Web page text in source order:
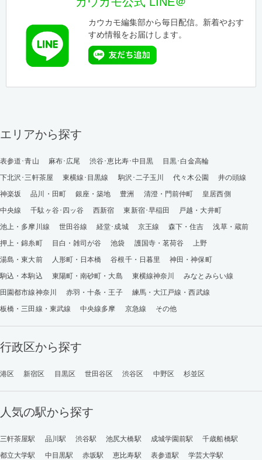
カウカモ編集部から毎日配信。新着やおす
すめ情報をお届けします。
エリアから探す
表参道･青山 麻布･広尾 渋谷･恵比寿･中目黒
目黒･白金高輪
下北沢･三軒茶屋
東横線･目黒線 駒沢･二子玉川 代々木公園
井の頭線
神楽坂
品川・田町 銀座・築地 豊洲 清澄・門前仲町
皇居西側
中央線
千駄ヶ谷･四ッ谷 西新宿 東新宿･早稲田
戸越・大井町
池上・多摩川線
世田谷線 経堂･成城 京王線 森下・住吉
浅草・蔵前
押上・錦糸町
目白・雑司が谷 池袋 護国寺・茗荷谷
上野
湯島・東大前
人形町・日本橋 谷根千・日暮里
神田・神保町
駒込・本駒込
東陽町・南砂町・大島 東横線神奈川
みなとみらい線
田園都市線神奈川
赤羽・十条・王子
練馬・大江戸線・西武線
板橋・三田線・東武線
中央線多摩 京急線 その他
行政区から探す
港区 新宿区 目黒区 世田谷区 渋谷区 中野区 杉並区
人気の駅から探す
三軒茶屋駅 品川駅 渋谷駅 池尻大橋駅 成城学園前駅
千歳船橋駅
都立大学駅
中目黒駅 赤坂駅 恵比寿駅 表参道駅
学芸大学駅